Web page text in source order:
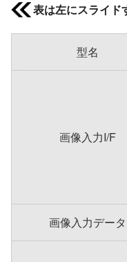
表は左にスライド
型名
画像入力I/F
画像入力データ